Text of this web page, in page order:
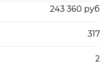
243 360 руб
317
2